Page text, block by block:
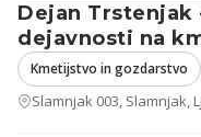
Dejan Trstenjak
dejavnosti na
Kmetijstvo in gozdarstvo
Slamnjak 003, Slamnjak,